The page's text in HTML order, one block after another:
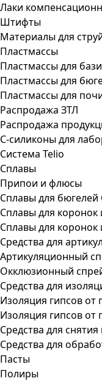
Лаки
Штифты
Материалы для
Пластмассы
Пластмассы для
Пластмассы для
Пластмассы для
Распродажа ЗТЛ
Распродажа
С-силиконы для
Система Telio
Сплавы
Припои и флюсы
Сплавы для бюгелей
Сплавы для коронок
Сплавы для коронок
Средства для
Артикуляционный
Окклюзионный
Средства для
Изоляция гипсов от
Изоляция гипсов от
Средства для
Средства для
Пасты
Полиры